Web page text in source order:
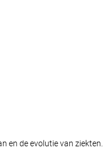
en de evolutie van ziekten.